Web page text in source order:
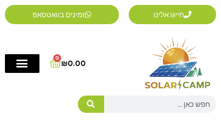
דילוג
לתוכן
חייגו אלינו זמינים בוואטסאפ
₪0.00
0
Cart
Search